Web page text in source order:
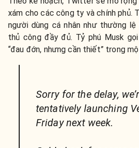
xám cho các công ty và chính phủ.
người dùng cá nhân như thường
thủ công đầy đủ. Tỷ phú Musk
“đau đớn, nhưng cần thiết” trong
Sorry for the delay,
tentatively launching
Friday next week.